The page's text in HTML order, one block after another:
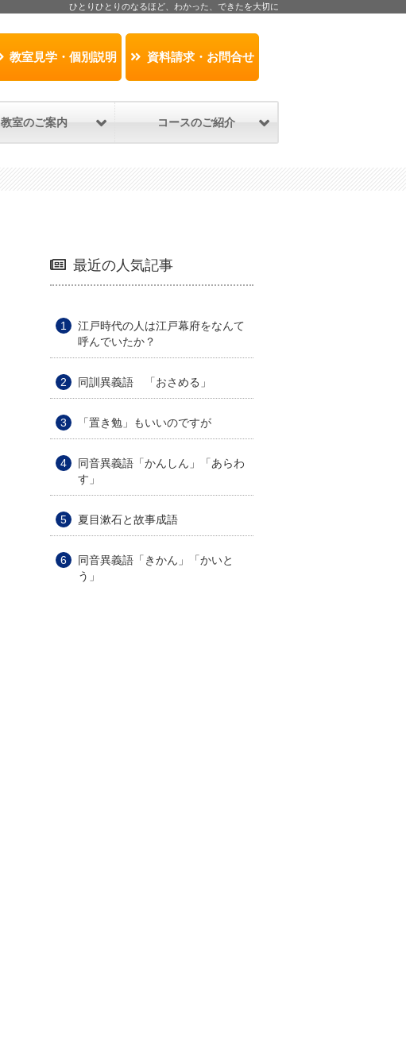
ひとりひとりのなるほど、わかった、できたを大切に
教室見学・個別説明 資料請求・お問合せ
教室のご案内 コースのご紹介
最近の人気記事
江戸時代の人は江戸幕府をなんて
呼んでいたか？
同訓異義語 「おさめる」
「置き勉」もいいのですが
同音異義語「かんしん」「あらわ
す」
夏目漱石と故事成語
同音異義語「きかん」「かいと
う」